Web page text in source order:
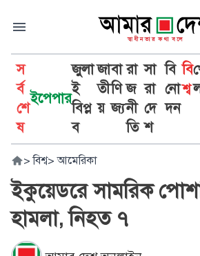
স
র্ব
শে
ষ
ইপেপার
জুলা
ই
বিপ্ল
ব
জা
তী
য়
বা
ণি
জ্য
রা
জ
নী
তি
সা
রা
দে
শ
বি
নো
দন
বি
শ্ব
> বিশ্ব> আমেরিকা
ইকুয়েডরে সামরিক
হামলা, নিহত ৭